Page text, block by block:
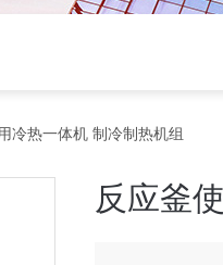
冷热一体机 制冷制热机组
反应釜